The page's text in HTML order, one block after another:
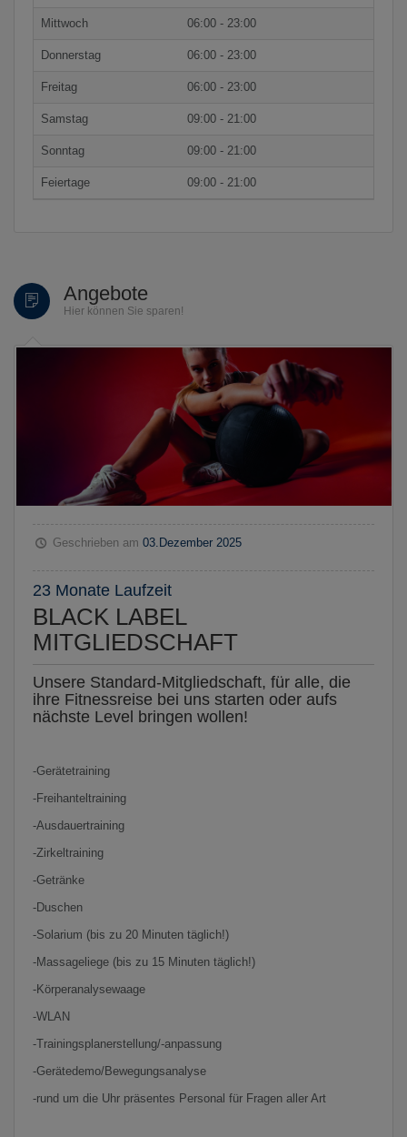
Mittwoch 06:00 - 23:00
Donnerstag 06:00 - 23:00
Freitag 06:00 - 23:00
Samstag 09:00 - 21:00
Sonntag 09:00 - 21:00
Feiertage 09:00 - 21:00
Angebote
Hier können Sie sparen!
Geschrieben am03.Dezember 2025
23 Monate Laufzeit
BLACK LABEL
MITGLIEDSCHAFT
Unsere Standard-Mitgliedschaft, für alle, die
ihre Fitnessreise bei uns starten oder aufs
nächste Level bringen wollen!
-Gerätetraining
-Freihanteltraining
-Ausdauertraining
-Zirkeltraining
-Getränke
-Duschen
-Solarium (bis zu 20 Minuten täglich!)
-Massageliege (bis zu 15 Minuten täglich!)
-Körperanalysewaage
-WLAN
-Trainingsplanerstellung/-anpassung
-Gerätedemo/Bewegungsanalyse
-rund um die Uhr präsentes Personal für Fragen aller Art